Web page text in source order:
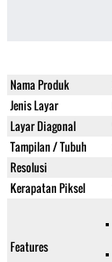
Nama Produk
Jenis Layar
Layar Diagonal
Tampilan / Tubuh
Resolusi
Kerapatan Piksel
Features